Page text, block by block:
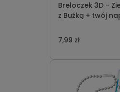
Breloczek 3D -
z Buźką + twój
7,99 zł